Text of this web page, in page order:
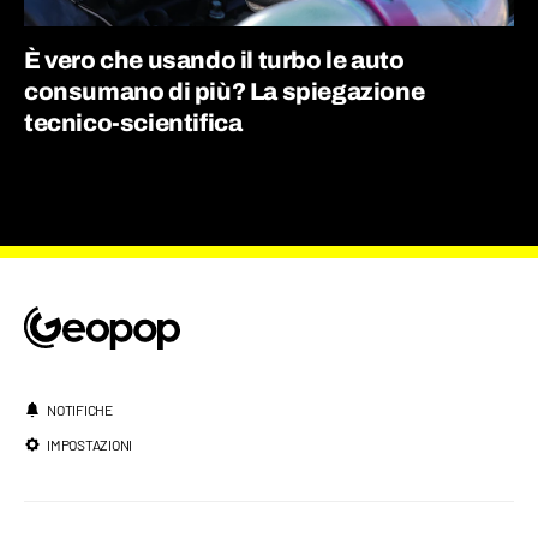
È vero che usando il turbo le auto
consumano di più? La spiegazione
tecnico-scientifica
NOTIFICHE
IMPOSTAZIONI